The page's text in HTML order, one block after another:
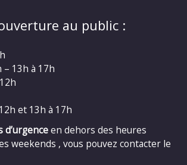
au public :
– 13h à 17h
et 13h à 17h
d’urgenceen dehors des heures
weekends , vous pouvez contacter le